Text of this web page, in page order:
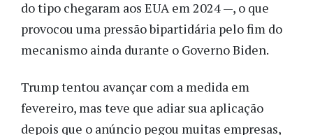
do tipo chegaram aos EUA em 2024 —, o que
provocou uma pressão bipartidária pelo fim do
mecanismo ainda durante o Governo Biden.
Trump tentou avançar com a medida em
fevereiro, mas teve que adiar sua aplicação
depois que o anúncio pegou muitas empresas,